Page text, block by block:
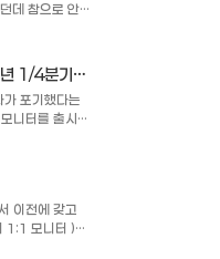
적합한 노트북
모델이다.
중여서 장바구
데 참으로 안
리비용도 올
서 나온
트를 통해서
에서 24.99
의 뒷태(?)도
많이 비싸지
1/4분기
포기했다는
니터를 출시
[일상 이야
기 그런데 일
. 에이조에서
용자들이 구매
개발자들이
이전에 갖고
1:1 모니터 )
모니터는 일반